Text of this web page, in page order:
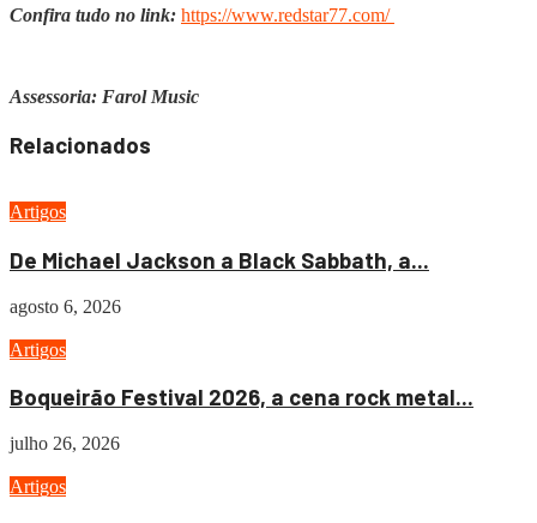
Confira tudo no link: https://www.redstar77.com/
Assessoria: Farol Music
Relacionados
Artigos
De Michael Jackson a Black Sabbath, a...
agosto 6, 2026
Artigos
Boqueirão Festival 2026, a cena rock metal...
julho 26, 2026
Artigos